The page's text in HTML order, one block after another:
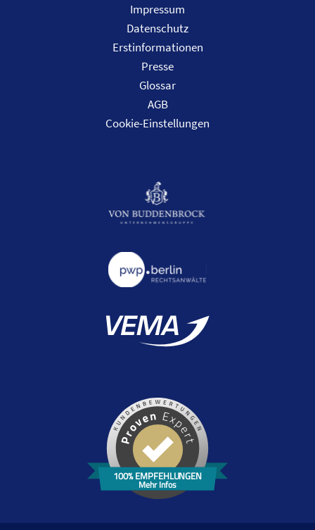
Impressum
Datenschutz
Erstinformationen
Presse
Glossar
AGB
Cookie-Einstellungen
100% EMPFEHLUNGEN
Mehr Infos